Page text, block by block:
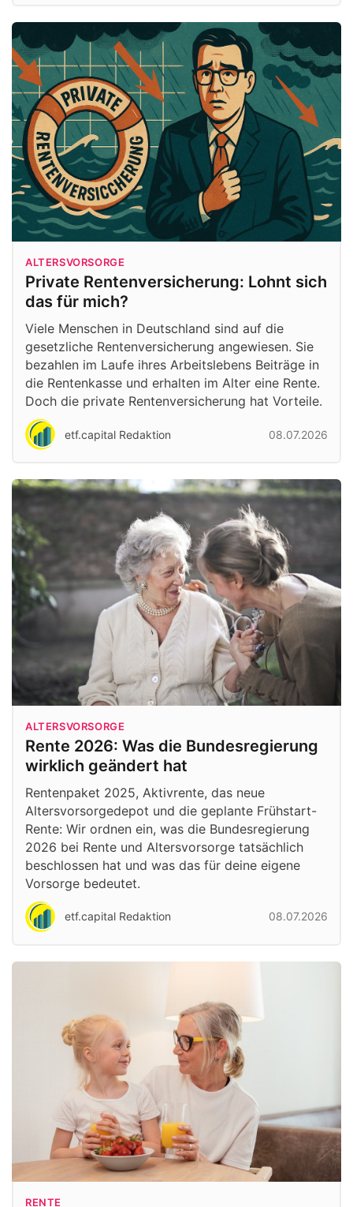
ALTERSVORSORGE
Private Rentenversicherung: Lohnt sich
das für mich?
Viele Menschen in Deutschland sind auf die
gesetzliche Rentenversicherung angewiesen. Sie
bezahlen im Laufe ihres Arbeitslebens Beiträge in
die Rentenkasse und erhalten im Alter eine Rente.
Doch die private Rentenversicherung hat Vorteile.
etf.capital Redaktion 08.07.2026
ALTERSVORSORGE
Rente 2026: Was die Bundesregierung
wirklich geändert hat
Rentenpaket 2025, Aktivrente, das neue
Altersvorsorgedepot und die geplante Frühstart-
Rente: Wir ordnen ein, was die Bundesregierung
2026 bei Rente und Altersvorsorge tatsächlich
beschlossen hat und was das für deine eigene
Vorsorge bedeutet.
etf.capital Redaktion 08.07.2026
RENTE